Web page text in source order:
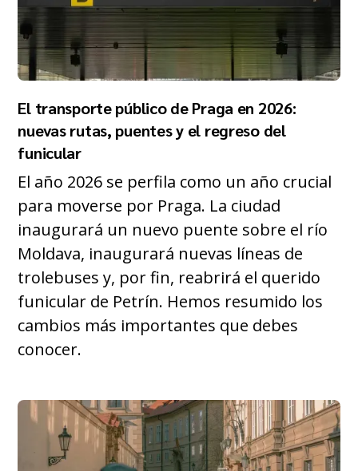
El transporte público de Praga en 2026:
nuevas rutas, puentes y el regreso del
funicular
El año 2026 se perfila como un año crucial
para moverse por Praga. La ciudad
inaugurará un nuevo puente sobre el río
Moldava, inaugurará nuevas líneas de
trolebuses y, por fin, reabrirá el querido
funicular de Petrín. Hemos resumido los
cambios más importantes que debes
conocer.